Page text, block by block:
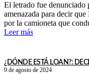
El letrado fue
amenazada para decir
por la camioneta que
Leer más
¿DÓNDE ESTÁ LOAN?:
9 de agosto de 2024